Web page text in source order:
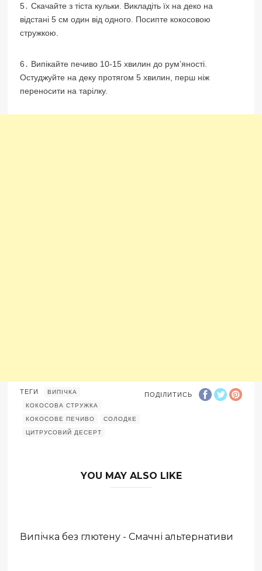
5․ Скачайте з тіста кульки. Викладіть їх на деко на
відстані 5 см один від одного. Посипте кокосовою
стружкою.
6․ Випікайте печиво 10-15 хвилин до рум’яності.
Остуджуйте на деку протягом 5 хвилин, перш ніж
переносити на тарілку.
ПОДІЛИТИСЬ
ТЕГИ ВИПІЧКА
КОКОСОВА СТРУЖКА
КОКОСОВЕ ПЕЧИВО СОЛОДКЕ
ЦИТРУСОВИЙ ДЕСЕРТ
YOU MAY ALSO LIKE
Випічка без глютену - Смачні альтернативи